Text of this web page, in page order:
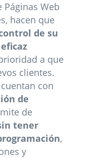
Web
hacen que
de su
a que
clientes.
con
de
de
tener
,
y